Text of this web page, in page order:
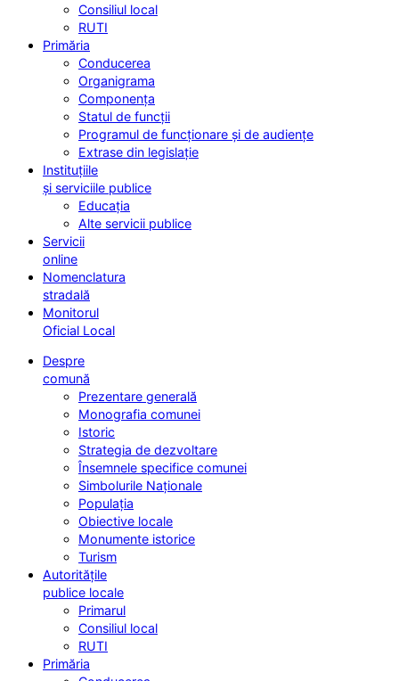
Consiliul local
RUTI
Primăria
Conducerea
Organigrama
Componența
Statul de funcții
Programul de funcționare și de audiențe
Extrase din legislație
Instituțiile
și serviciile publice
Educația
Alte servicii publice
Servicii
online
Nomenclatura
stradală
Monitorul
Oficial Local
Despre
comună
Prezentare generală
Monografia comunei
Istoric
Strategia de dezvoltare
Însemnele specifice comunei
Simbolurile Naționale
Populația
Obiective locale
Monumente istorice
Turism
Autoritățile
publice locale
Primarul
Consiliul local
RUTI
Primăria